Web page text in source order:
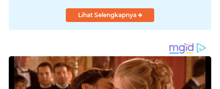
Lihat Selengkapnya